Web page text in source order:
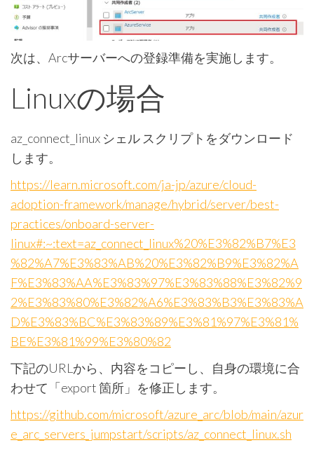
次は、Arcサーバーへの登録準備を実施します。
Linuxの場合
az_connect_linux シェル スクリプトをダウンロード
します。
https://learn.microsoft.com/ja-jp/azure/cloud-
adoption-framework/manage/hybrid/server/best-
practices/onboard-server-
linux#:~:text=az_connect_linux%20%E3%82%B7%E3
%82%A7%E3%83%AB%20%E3%82%B9%E3%82%A
F%E3%83%AA%E3%83%97%E3%83%88%E3%82%9
2%E3%83%80%E3%82%A6%E3%83%B3%E3%83%A
D%E3%83%BC%E3%83%89%E3%81%97%E3%81%
BE%E3%81%99%E3%80%82
下記のURLから、内容をコピーし、自身の環境に合
わせて「export 箇所」を修正します。
https://github.com/microsoft/azure_arc/blob/main/azur
e_arc_servers_jumpstart/scripts/az_connect_linux.sh